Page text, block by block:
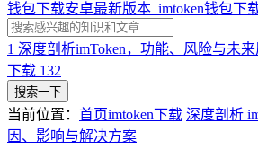
钱包下载安卓最新版本_imtoken钱包下
1 深度剖析imToken，功能、风险与未
下载 132
搜索一下
当前位置： 首页imtoken下载 深度剖析
因、影响与解决方案